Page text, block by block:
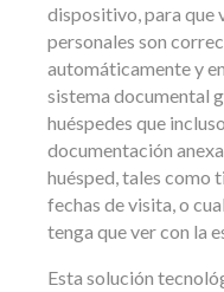
dispositivo, para que
personales son
automáticamente y
sistema documental
huéspedes que
documentación
huésped, tales como
fechas de visita, o
tenga que ver con la
Esta solución